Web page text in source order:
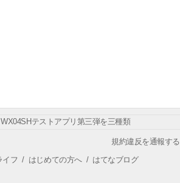
テストアプリ第三弾を三種類
規約違反を通報する
イフ / はじめての方へ/ はてなブログ